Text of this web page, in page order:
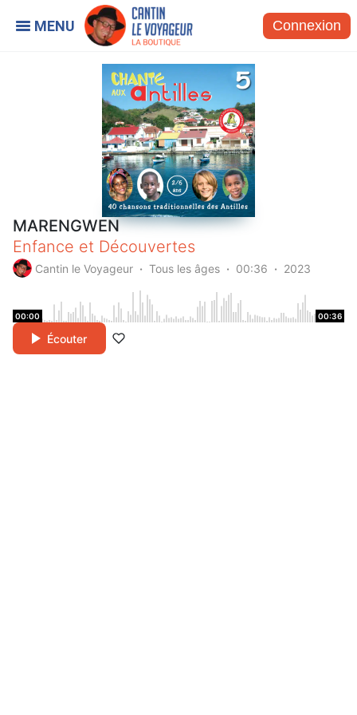
Connexion
MARENGWEN
Enfance et Découvertes
Cantin le Voyageur Tous les âges 00:36 2023
00:00 00:36
Écouter